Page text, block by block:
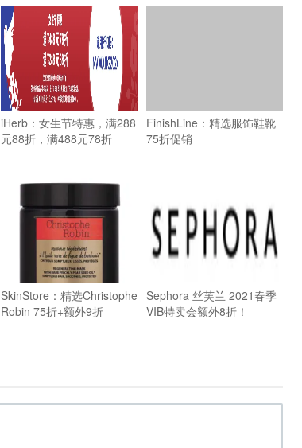
iHerb：女生节特惠，满288
元88折，满488元78折
FinishLine：精选服饰鞋靴
75折促销
SkinStore：精选Christophe
Robin 75折+额外9折
Sephora 丝芙兰 2021春季
VIB特卖会额外8折！